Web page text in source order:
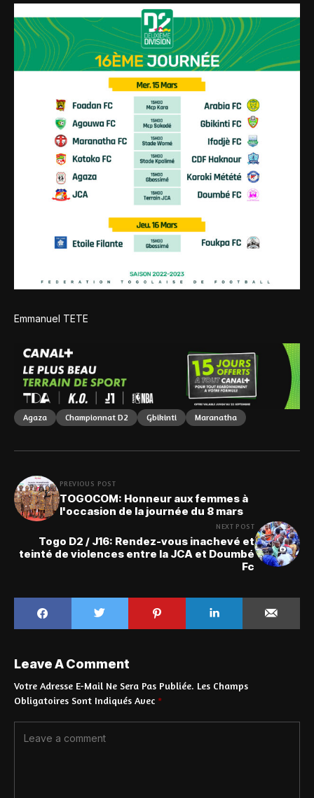
Emmanuel TETE
Agaza Championnat D2 Gbikinti Maranatha
PREVIOUS POST
TOGOCOM: Honneur aux femmes à
l'occasion de la journée du 8 mars
NEXT POST
Togo D2 / J16: Rendez-vous inachevé et
teinté de violences entre la JCA et Doumbé
Fc
Leave A Comment
Votre Adresse E-Mail Ne Sera Pas Publiée. Les Champs
Obligatoires Sont Indiqués Avec *